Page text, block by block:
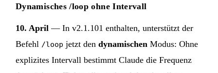
Dynamisches /loop ohne Intervall
10. April — In v2.1.101 enthalten, unterstützt der
Befehl /loop jetzt den dynamischen Modus: Ohne
explizites Intervall bestimmt Claude die Frequenz